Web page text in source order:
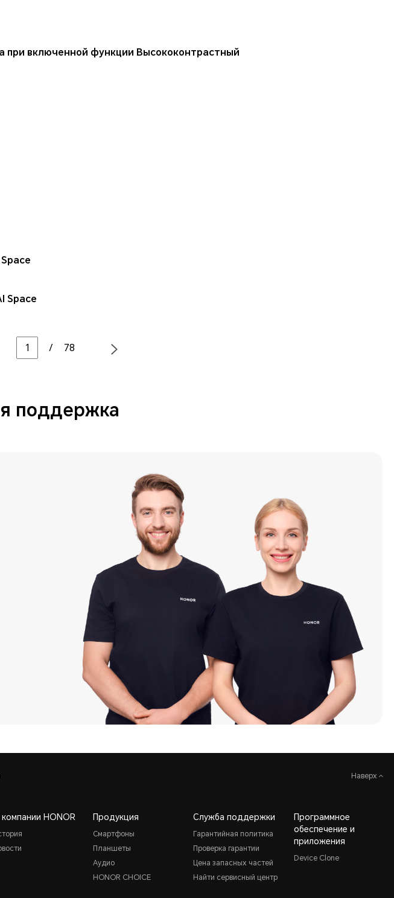
при включенной функции Высококонтрастный
Space
/ 78
поддержка
Наверх
HONOR Продукция
Смартфоны
Планшеты
Аудио
HONOR CHOICE
Служба поддержки
Гарантийная политика
Проверка гарантии
Цена запасных частей
Найти сервисный центр
Программное
обеспечение и
приложения
Device Clone